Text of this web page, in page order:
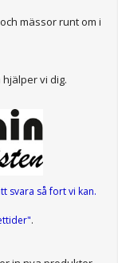
mässor runt om i
hjälper vi dig.
svara så fort vi kan.
.